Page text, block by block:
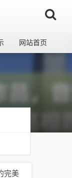
网站首页
完美